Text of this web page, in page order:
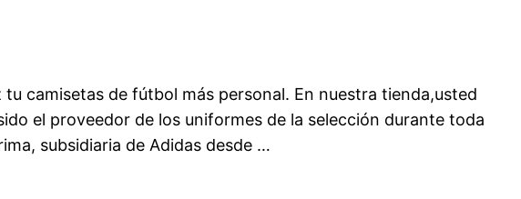
camisetas de fútbol más personal. En nuestra tienda,usted
el proveedor de los uniformes de la selección durante toda
subsidiaria de Adidas desde …